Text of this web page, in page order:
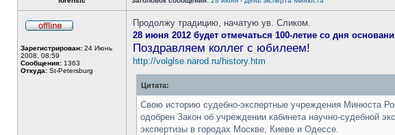
сети
Зарегистрирован: 24 Июнь
2008, 08:59
Сообщения: 1363
Откуда: St-Petersburg
Продолжу традицию, начатую ув. Сликом.
28 июня 2012 будет отмечаться 100-летие со дня
Поздравляем коллег с юбилеем!
http://volglse.narod.ru/history.htm
Цитата:
Свою историю судебно-экспертные учреждения Минюста
одобрен Закон об учреждении кабинета научно-судебной
экспертизы в городах Москве, Киеве и Одессе.